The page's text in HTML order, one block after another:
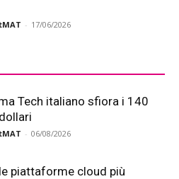
- 17/06/2026
Tech italiano sfiora i 140
- 06/08/2026
piattaforme cloud più